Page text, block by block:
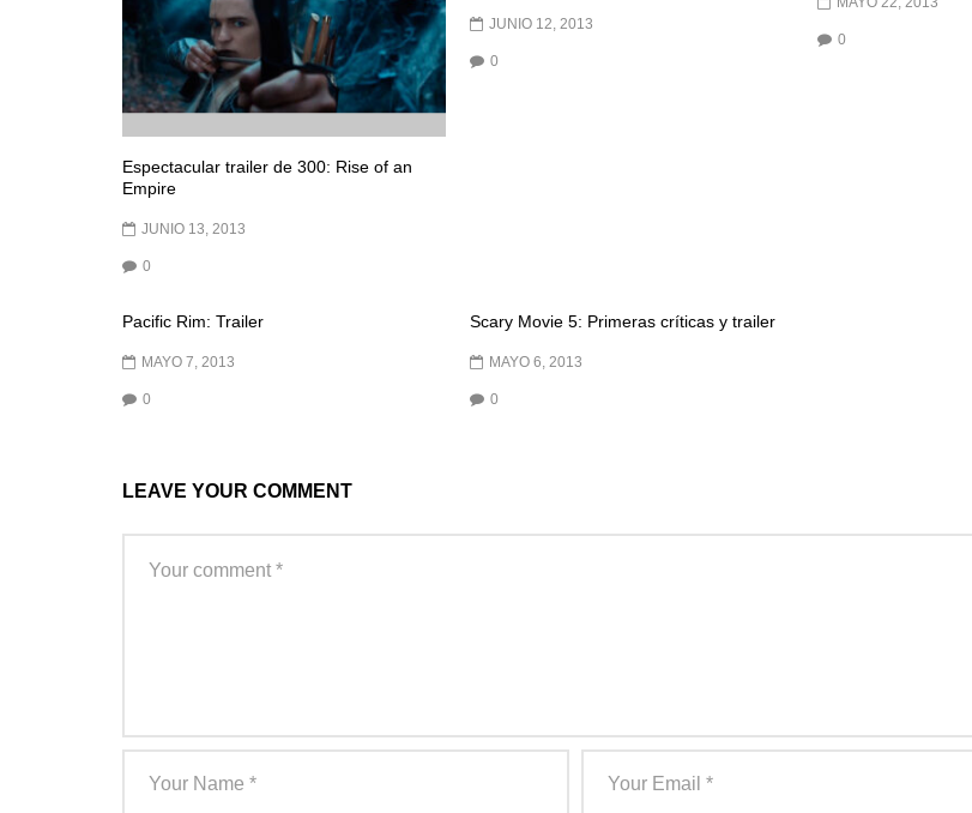
Espectacular trailer de 300: Rise of an
Empire
JUNIO 13, 2013
0
JUNIO 12, 2013
0
0
Pacific Rim: Trailer
MAYO 7, 2013
0
Scary Movie 5: Primeras críticas y trailer
MAYO 6, 2013
0
LEAVE YOUR COMMENT